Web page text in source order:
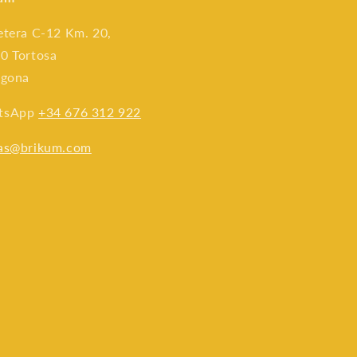
C-12 Km. 20,
Tortosa
+34 676 312 922